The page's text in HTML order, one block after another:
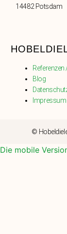
14482 Potsdam
Referenzen
Blog
Impressum
©
Die mobile